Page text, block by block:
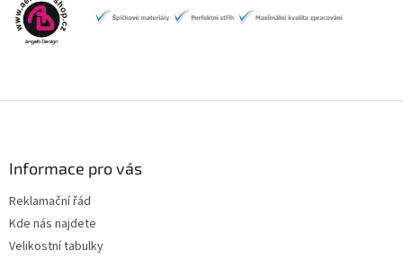
Informace pro vás
Reklamační řád
Kde nás najdete
Velikostní tabulky